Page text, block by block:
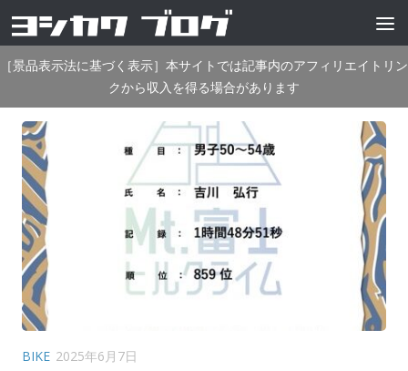
コンテンツへスキップ
［景品表示法に基づく表示］本サイトでは記事内のアフィリエイトリン
クから収入を得る場合があります
BIKE 2025年6月7日